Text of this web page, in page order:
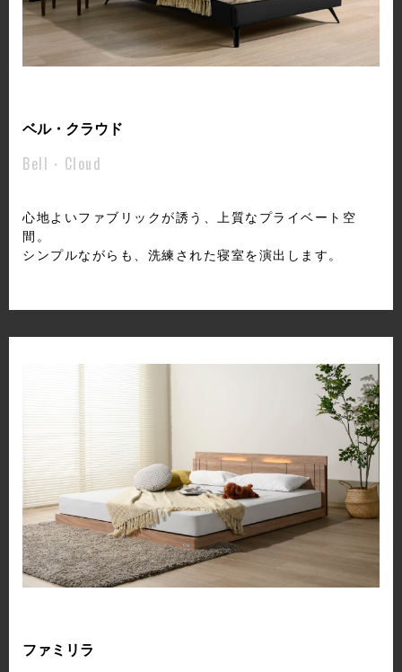
ベル・クラウド
Bell・Cloud
心地よいファブリックが誘う、上質なプライベート空
間。
シンプルながらも、洗練された寝室を演出します。
ファミリラ